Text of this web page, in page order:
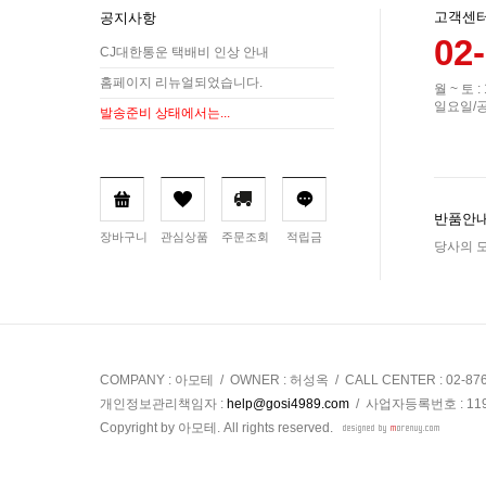
공지사항
CJ대한통운 택배비 인상 안내
홈페이지 리뉴얼되었습니다.
발송준비 상태에서는...
장바구니 관심상품 주문조회 적립금
고객센
월 ~ 토 :
일요일/
반품안
당사의
COMPANY : 아모테 / OWNER : 허성옥 / CALL CENTER : 02-
개인정보관리책임자 : help@gosi4989.com / 사업자등록번호 :
Copyright by 아모테. All rights reserved.